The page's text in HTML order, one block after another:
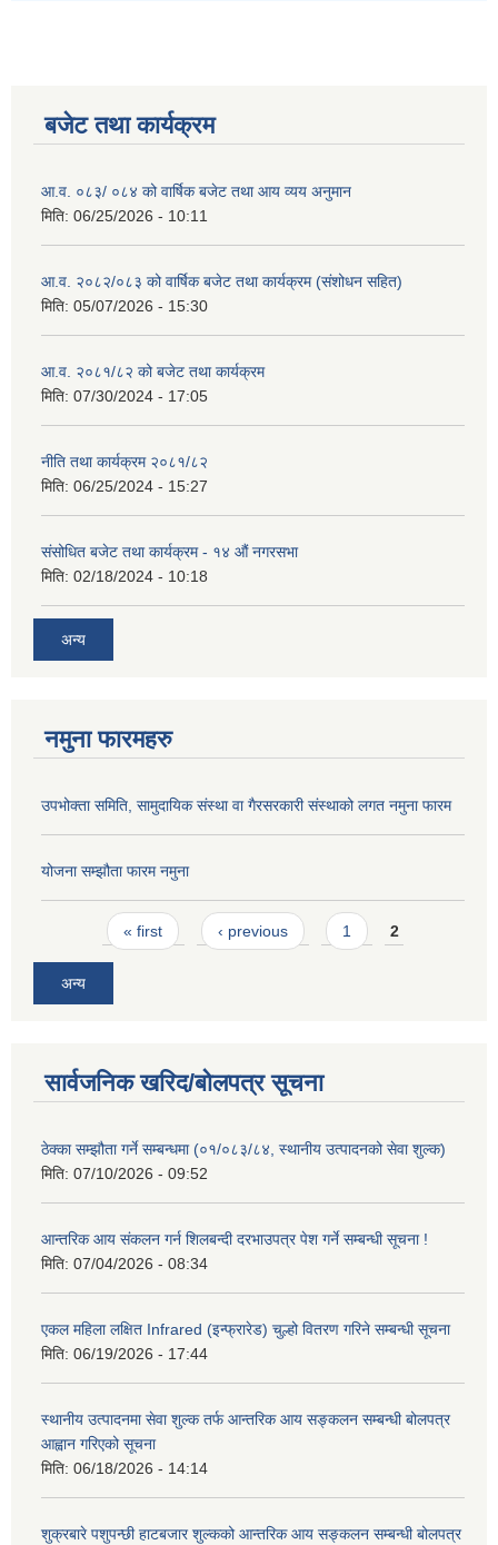
बजेट तथा कार्यक्रम
आ.व. ०८३/ ०८४ को वार्षिक बजेट तथा आय व्यय अनुमान
मिति: 06/25/2026 - 10:11
आ.व. २०८२/०८३ को वार्षिक बजेट तथा कार्यक्रम (संशोधन सहित)
मिति: 05/07/2026 - 15:30
आ.व. २०८१/८२ को बजेट तथा कार्यक्रम
मिति: 07/30/2024 - 17:05
नीति तथा कार्यक्रम २०८१/८२
मिति: 06/25/2024 - 15:27
संसोधित बजेट तथा कार्यक्रम - १४ औं नगरसभा
मिति: 02/18/2024 - 10:18
अन्य
नमुना फारमहरु
उपभोक्ता समिति, सामुदायिक संस्था वा गैरसरकारी संस्थाको लगत नमुना फारम
योजना सम्झौता फारम नमुना
Pages« first ‹ previous 1 2
अन्य
सार्वजनिक खरिद/बोलपत्र सूचना
ठेक्का सम्झौता गर्ने सम्बन्धमा (०१/०८३/८४, स्थानीय उत्पादनको सेवा शुल्क)
मिति: 07/10/2026 - 09:52
आन्तरिक आय संकलन गर्न शिलबन्दी दरभाउपत्र पेश गर्ने सम्बन्धी सूचना !
मिति: 07/04/2026 - 08:34
एकल महिला लक्षित Infrared (इन्फ्रारेड) चुल्हो वितरण गरिने सम्बन्धी सूचना
मिति: 06/19/2026 - 17:44
स्थानीय उत्पादनमा सेवा शुल्क तर्फ आन्तरिक आय सङ्कलन सम्बन्धी बोलपत्र
आह्वान गरिएको सूचना
मिति: 06/18/2026 - 14:14
शुक्रबारे पशुपन्छी हाटबजार शुल्कको आन्तरिक आय सङ्कलन सम्बन्धी बोलपत्र